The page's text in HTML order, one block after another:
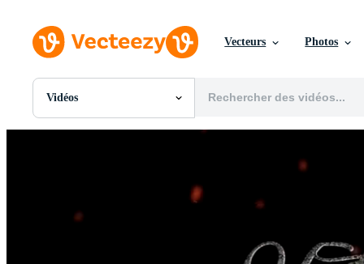
Vecteurs Photos
Vidéos
Toutes Images
Vecteurs